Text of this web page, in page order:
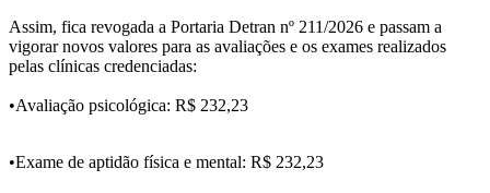
Assim, fica revogada a Portaria Detran nº 211/2026 e passam a
vigorar novos valores para as avaliações e os exames realizados
pelas clínicas credenciadas:
•Avaliação psicológica: R$ 232,23
•Exame de aptidão física e mental: R$ 232,23